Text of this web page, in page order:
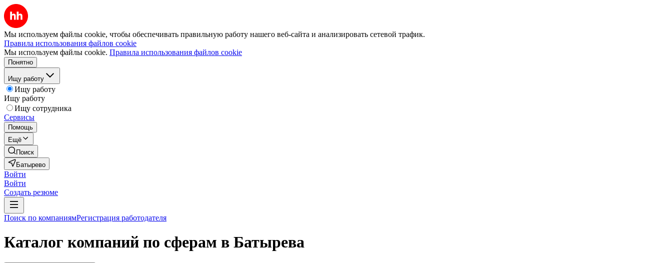
Мы используем файлы cookie, чтобы обеспечивать правильную работу нашего веб-сайта и анализировать сетевой трафик.
Правила использования файлов cookie
Мы используем файлы cookie. Правила использования файлов cookie
Понятно
Ищу работу
Ищу работу
Ищу работу
Ищу сотрудника
Сервисы
Помощь
Ещё
Поиск
Батырево
Войти
Войти
Создать резюме
Поиск по компаниямРегистрация работодателя
Каталог компаний по сферам в Батырева